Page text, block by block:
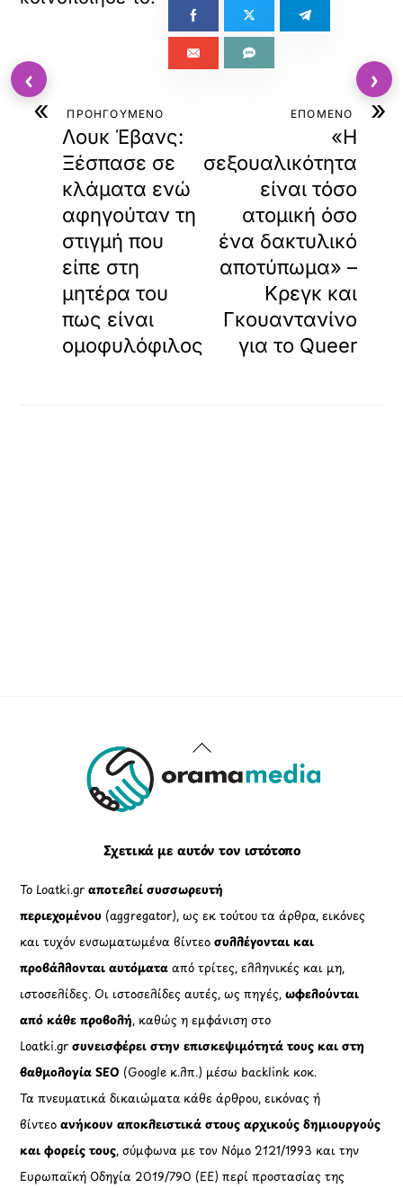
« ΠΡΟΗΓΟΥΜΕΝΟ
Λουκ Έβανς:
Ξέσπασε σε
κλάματα ενώ
αφηγούταν τη
στιγμή που
είπε στη
μητέρα του
πως είναι
ομοφυλόφιλος
»
ΕΠΟΜΕΝΟ
«Η
σεξουαλικότητα
είναι τόσο
ατομική όσο
ένα δακτυλικό
αποτύπωμα» –
Κρεγκ και
Γκουαντανίνο
για το Queer
Back
To
Σχετικά με αυτόν τον ιστότοπο
Το Loatki.grαποτελεί συσσωρευτή
περιεχομένου (aggregator), ως εκ τούτου τα άρθρα, εικόνες
και τυχόν ενσωματωμένα βίντεοσυλλέγονται και
προβάλλονται αυτόματααπό τρίτες, ελληνικές και μη,
ιστοσελίδες. Οι ιστοσελίδες αυτές, ως πηγές,ωφελούνται
από κάθε προβολή, καθώς η εμφάνιση στο
Loatki.gr συνεισφέρει στην επισκεψιμότητά τους και στη
βαθμολογία SEO (Google κ.λπ.) μέσω backlink κοκ.
Τα πνευματικά δικαιώματα κάθε άρθρου, εικόνας ή
βίντεοανήκουν αποκλειστικά στους αρχικούς δημιουργούς
και φορείς τους, σύμφωνα με τον Νόμο 2121/1993 και την
Ευρωπαϊκή Οδηγία 2019/790 (ΕΕ) περί προστασίας της
‹ ›